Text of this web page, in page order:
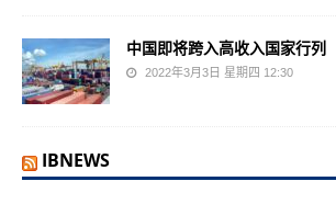
中国即将跨入高收入国家行列
2022年3月3日 星期四 12:30
IBNEWS